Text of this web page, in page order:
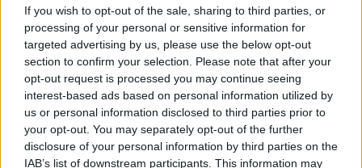
If you wish to opt-out of the sale, sharing to third parties, or
processing of your personal or sensitive information for
targeted advertising by us, please use the below opt-out
section to confirm your selection. Please note that after your
opt-out request is processed you may continue seeing
interest-based ads based on personal information utilized by
us or personal information disclosed to third parties prior to
your opt-out. You may separately opt-out of the further
disclosure of your personal information by third parties on the
IAB’s list of downstream participants. This information may
«Σήμερα, μαζί με την Ομάδα των Πρασίνων
έχουμε την ευκαιρία να παίξουμε τον ρόλο
μας για μια πιο πράσινη, πιο ασφαλή Ευρώπη.
Οφείλουμε στη νεολαία και στο μέλλον της
Ελλάδας να αναλάβουμε τολμηρές ενέργειες
και να οικοδομήσουμε έναν πιο βιώσιμο
κόσμο. Η νεότερη γενιά έχει δίκιο που
ανησυχεί για το πώς θα είναι η ζωή της τα